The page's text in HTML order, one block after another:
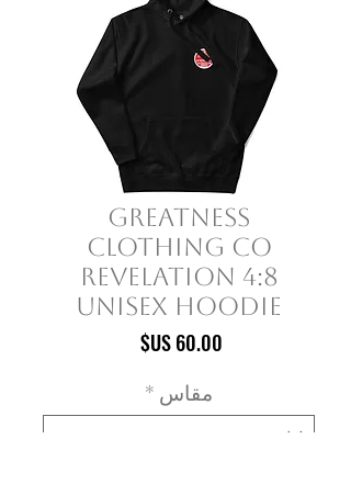
Greatness
Clothing Co
Revelation 4:8
Unisex Hoodie
السعر
مقاس *